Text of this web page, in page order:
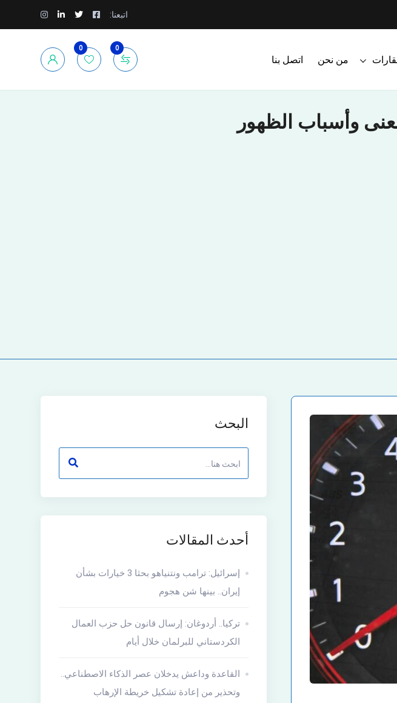
اتبعنا:
من نحن اتصل بنا
0
0
وأسباب الظهور
البحث
أحدث المقالات
إسرائيل: ترامب ونتنياهو بحثا 3 خيارات بشأن
إيران.. بينها شن هجوم
تركيا.. أردوغان: إرسال قانون حل حزب العمال
الكردستاني للبرلمان خلال أيام
القاعدة وداعش يدخلان عصر الذكاء الاصطناعي..
وتحذير من إعادة تشكيل خريطة الإرهاب